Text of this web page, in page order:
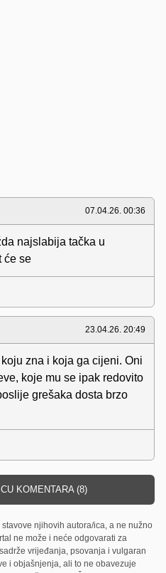
07.04.26. 00:36
najslabija tačka u
će se
23.04.26. 20:49
zna i koja ga cijeni. Oni
koje mu se ipak redovito
grešaka dosta brzo
KOMENTARA (8)
njihovih autora/ica, a ne nužno
ne može i neće odgovarati za
vrijeđanja, psovanja i vulgaran
i objašnjenja, ali to ne obavezuje